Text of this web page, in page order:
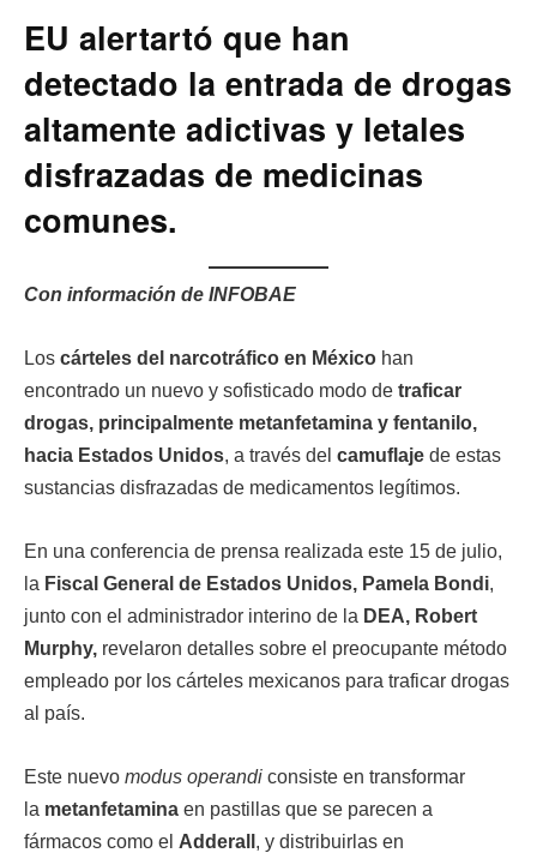
EU alertartó que han
detectado la entrada de drogas
altamente adictivas y letales
disfrazadas de medicinas
comunes.
Con información de INFOBAE
Los cárteles del narcotráfico en México han
encontrado un nuevo y sofisticado modo de traficar
drogas, principalmente metanfetamina y fentanilo,
hacia Estados Unidos, a través del camuflaje de estas
sustancias disfrazadas de medicamentos legítimos.
En una conferencia de prensa realizada este 15 de julio,
la Fiscal General de Estados Unidos, Pamela Bondi,
junto con el administrador interino de la DEA, Robert
Murphy, revelaron detalles sobre el preocupante método
empleado por los cárteles mexicanos para traficar drogas
al país.
Este nuevo modus operandi consiste en transformar
la metanfetamina en pastillas que se parecen a
fármacos como el Adderall , y distribuirlas en